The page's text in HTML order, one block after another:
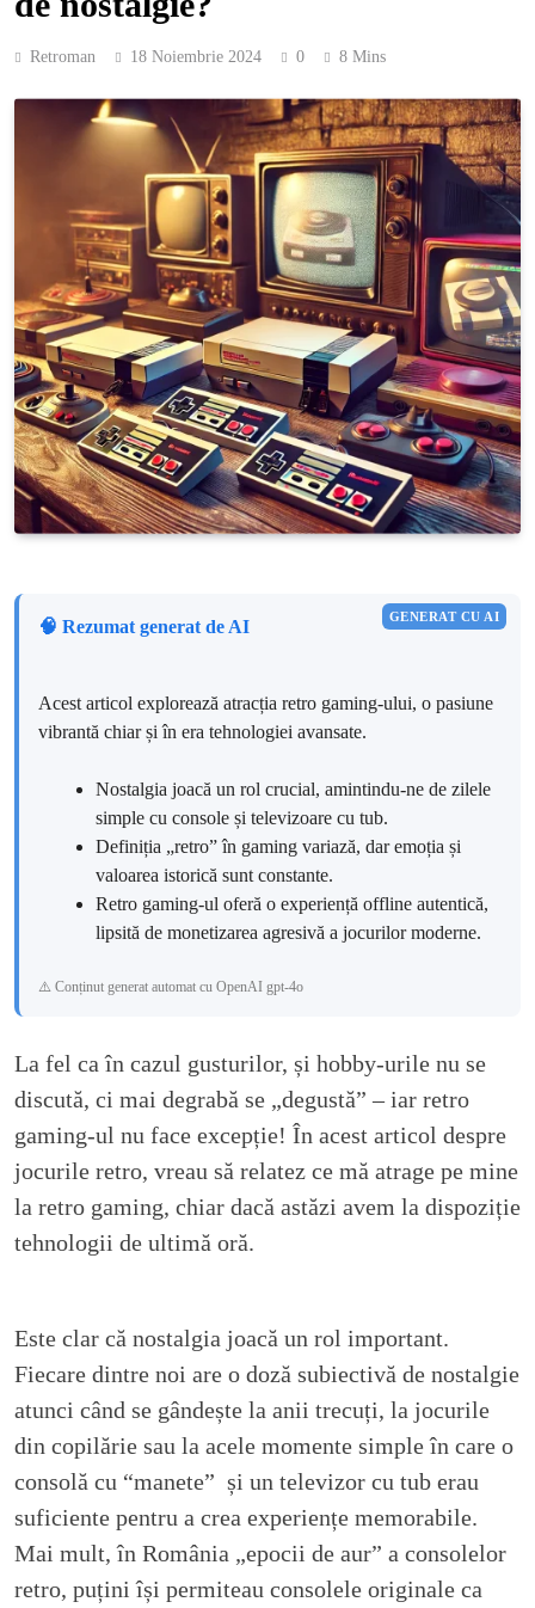
Retroman 18 Noiembrie 2024 0 8 Mins
GENERAT CU AI
🧠 Rezumat generat de AI
Acest articol explorează atracția retro gaming-ului, o pasiune
vibrantă chiar și în era tehnologiei avansate.
Nostalgia joacă un rol crucial, amintindu-ne de zilele
simple cu console și televizoare cu tub.
Definiția „retro” în gaming variază, dar emoția și
valoarea istorică sunt constante.
Retro gaming-ul oferă o experiență offline autentică,
lipsită de monetizarea agresivă a jocurilor moderne.
⚠️ Conținut generat automat cu OpenAI gpt-4o
La fel ca în cazul gusturilor, și hobby-urile nu se
discută, ci mai degrabă se „degustă” – iar retro
gaming-ul nu face excepție! În acest articol despre
jocurile retro, vreau să relatez ce mă atrage pe mine
la retro gaming, chiar dacă astăzi avem la dispoziție
tehnologii de ultimă oră.
Este clar că nostalgia joacă un rol important.
Fiecare dintre noi are o doză subiectivă de nostalgie
atunci când se gândește la anii trecuți, la jocurile
din copilărie sau la acele momente simple în care o
consolă cu “manete” și un televizor cu tub erau
suficiente pentru a crea experiențe memorabile.
Mai mult, în România „epocii de aur” a consolelor
retro, puțini își permiteau consolele originale ca